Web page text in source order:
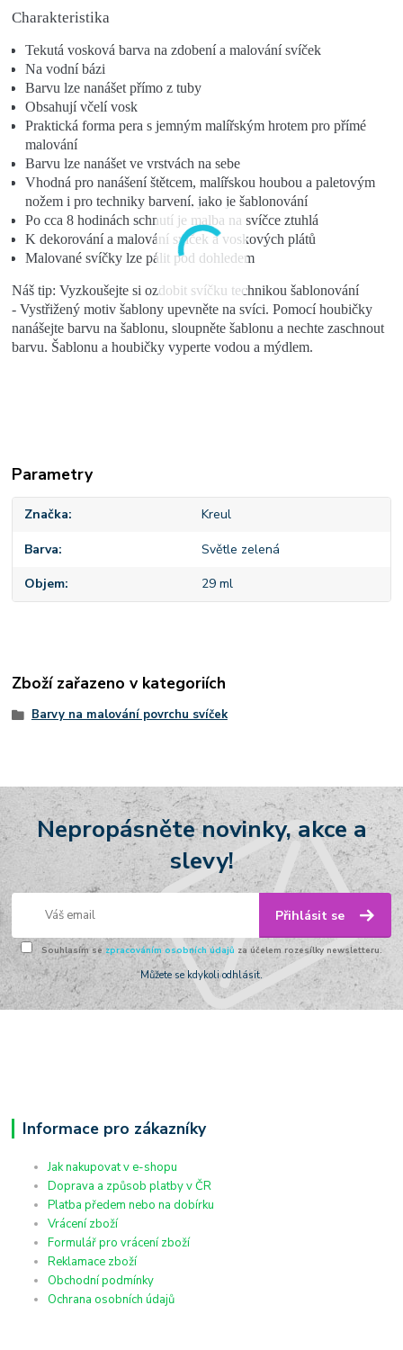
Charakteristika
Tekutá vosková barva na zdobení a malování svíček
Na vodní bázi
Barvu lze nanášet přímo z tuby
Obsahují včelí vosk
Praktická forma pera s jemným malířským hrotem pro přímé
malování
Barvu lze nanášet ve vrstvách na sebe
Vhodná pro nanášení štětcem, malířskou houbou a paletovým
nožem i pro techniky barvení, jako je šablonování
Po cca 8 hodinách schnutí je malba na svíčce ztuhlá
K dekorování a malování svíček a voskových plátů
Malované svíčky lze pálit pod dohledem
Náš tip: Vyzkoušejte si ozdobit svíčku technikou šablonování
-Vystřižený motiv šablony upevněte na svíci. Pomocí houbičky
nanášejte barvu na šablonu, sloupněte šablonu a nechte zaschnout
barvu. Šablonu a houbičky vyperte vodou a mýdlem.
Parametry
Značka Kreul
Barva Světle zelená
Objem 29 ml
Zboží zařazeno v kategoriích
Barvy na malování povrchu svíček
Nepropásněte novinky, akce a
slevy!
Přihlásit se
Souhlasím se zpracováním osobních údajů za účelem rozesílky newsletteru.
Můžete se kdykoli odhlásit.
Informace pro zákazníky
Jak nakupovat v e-shopu
Doprava a způsob platby v ČR
Platba předem nebo na dobírku
Vrácení zboží
Formulář pro vrácení zboží
Reklamace zboží
Obchodní podmínky
Ochrana osobních údajů